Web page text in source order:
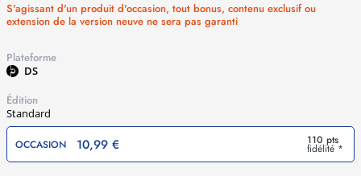
S'agissant d'un produit d'occasion, tout bonus, contenu exclusif ou
extension de la version neuve ne sera pas garanti
Plateforme
DS
Édition
Standard
OCCASION 10,99 € 110 pts
fidélité *